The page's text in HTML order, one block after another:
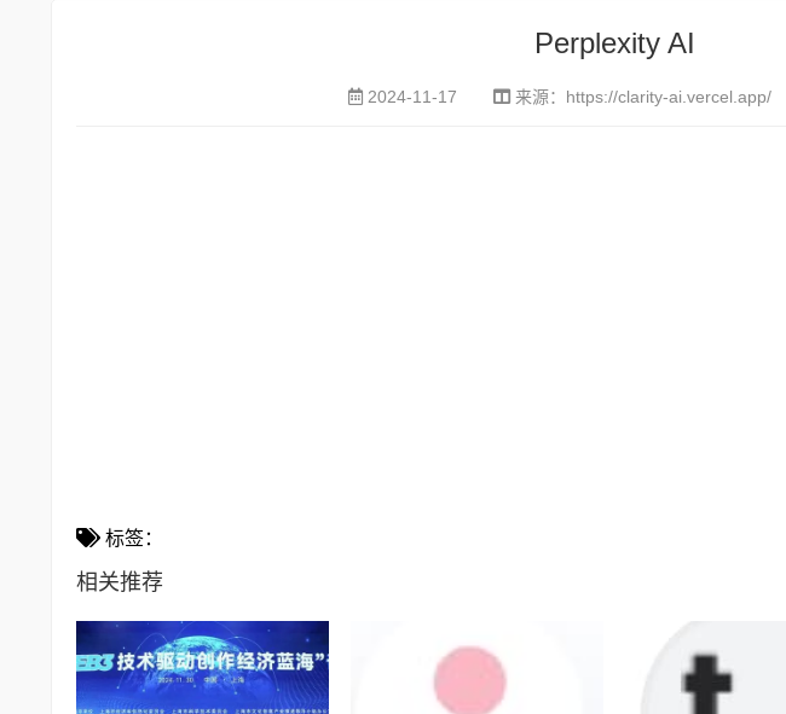
Perplexity AI
2024-11-17 来源： https://clarity-ai.vercel.app/
标签：
相关推荐